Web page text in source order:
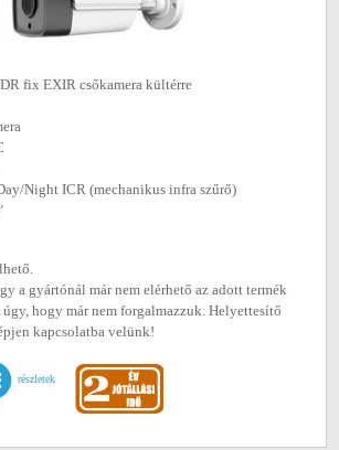
fix EXIR csőkamera kültérre
Night ICR (mechanikus infra szűrő)
a gyártónál már nem elérhető az adott termék
hogy már nem forgalmazzuk. Helyettesítő
kapcsolatba velünk!
részletek